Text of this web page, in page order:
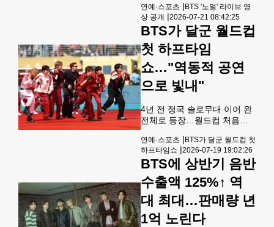
특별한 의미를 담고 있다”며
“이 행사가 보여주는 연결과
소통, 그리고 공동체 정신
21일 0시 공식 유튜브 채널을
통해 정규 5집 수록곡 '노
멀'(NORMAL)의 라이브 영상
을 공개했다고 소속사 빅히트
뮤직이 밝혔다.이번 영상은 지
난 3월 공개된 타이틀곡 '스
윔'(SWIM) 라이브 영상과 마
찬가지로 고즈넉한 한옥 '선혜
은 "미세한 숨소리까지 느껴지
는 멤버들의 생생한 가창이 한
을 더한다"고 소개했다. '노
멀'은 스포트라이트 이면에 존
재하는 공허함과 두려움
연예·스포츠 |BTS '노멀' 라이브 영
상 공개 |2026-07-21 08:42:25
BTS가 달군 월드컵
첫 하프타임
쇼…"역동적 공연
으로 빛내"
4년 전 정국 솔로무대 이어 완
전체로 등장…월드컵 처음과
주 메트라이프 스테디엄에서
열린 월드컵 결승전의 해프타
임쇼에서 방탄소년단(BTS)이
히트곡‘다이너마이트’를 부르
며 관중들을 열광케 하고 있다.
[로이터] 스페인과 아르헨티나
가 월드컵 우승컵을 놓고 19일
격돌한 뉴저지주 이스트러더
연예·스포츠 |BTS가 달군 월드컵 첫
하프타임쇼 |2026-07-19 19:02:26
BTS에 상반기 음반
수출액 125%↑ 역
대 최대…판매량 년
1억 노린다